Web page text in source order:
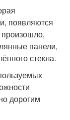
появляются
произошло,
панели,
стекла.
дорогим